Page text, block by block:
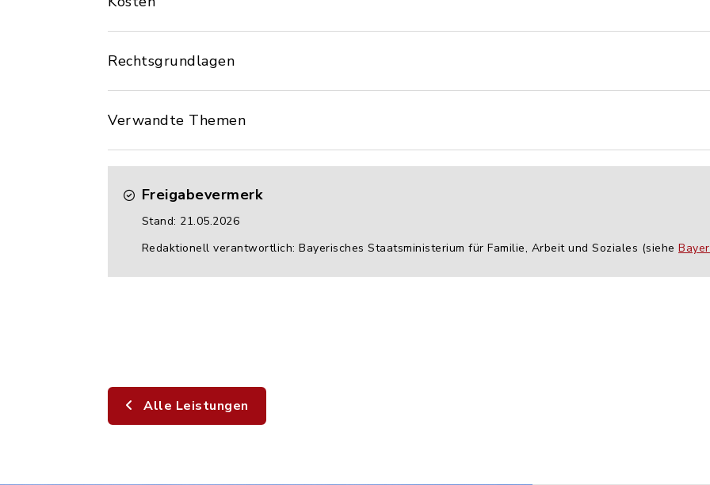
Rechtsgrundlagen
Verwandte Themen
Freigabevermerk
Stand: 21.05.2026
Redaktionell verantwortlich: Bayerisches Staatsministerium für Familie, Arbeit und Soziales (siehe
Alle Leistungen